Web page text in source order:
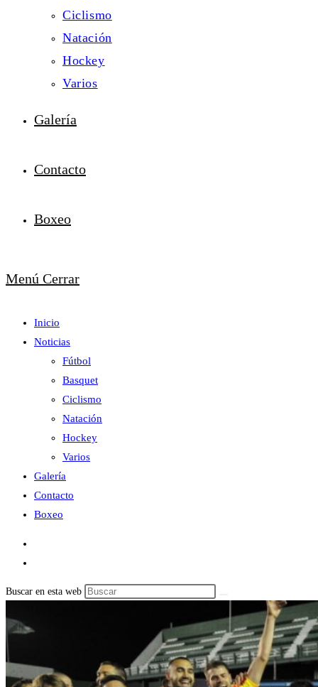
Ciclismo
Natación
Hockey
Varios
Galería
Contacto
Boxeo
Menú Cerrar
Inicio
Noticias
Fútbol
Basquet
Ciclismo
Natación
Hockey
Varios
Galería
Contacto
Boxeo
Buscar en esta web